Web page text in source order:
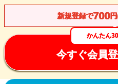
新規登録で700
かんたん
今すぐ会員